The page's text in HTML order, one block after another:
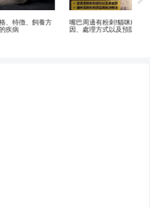
貓在貓砂盆以外的地方大便失禁的
8個原因及應對措施